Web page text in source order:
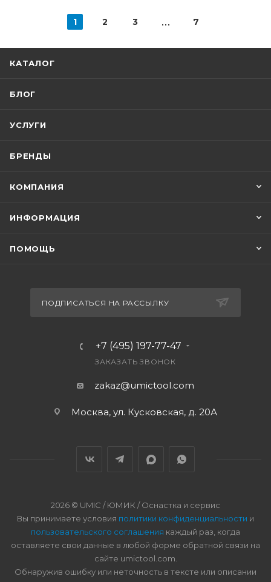
1 2 3 7
КАТАЛОГ
БЛОГ
УСЛУГИ
БРЕНДЫ
КОМПАНИЯ
ИНФОРМАЦИЯ
ПОМОЩЬ
ПОДПИСАТЬСЯ НА РАССЫЛКУ
+7 (495) 197-77-47
ЗАКАЗАТЬ ЗВОНОК
zakaz@umictool.com
Москва, ул. Кусковская, д. 20А
2026 © UMIC / ЮМИК / Оснастка и сервис
Вы принимаете условия политики конфиденциальности и
пользовательского соглашения каждый раз, когда
оставляете свои данные в любой форме обратной связи на
сайте umictool.com.
Обнаружив ошибку или неточность в тексте или описании